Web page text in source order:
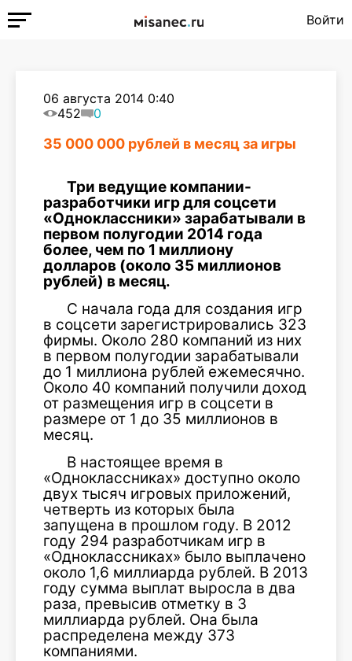
Войти
06 августа 2014 0:40
452
0
35 000 000 рублей в месяц за игры
Три ведущие компании-
разработчики игр для соцсети
«Одноклассники» зарабатывали в
первом полугодии 2014 года
более, чем по 1 миллиону
долларов (около 35 миллионов
рублей) в месяц.
С начала года для создания игр
в соцсети зарегистрировались 323
фирмы. Около 280 компаний из них
в первом полугодии зарабатывали
до 1 миллиона рублей ежемесячно.
Около 40 компаний получили доход
от размещения игр в соцсети в
размере от 1 до 35 миллионов в
месяц.
В настоящее время в
«Одноклассниках» доступно около
двух тысяч игровых приложений,
четверть из которых была
запущена в прошлом году. В 2012
году 294 разработчикам игр в
«Одноклассниках» было выплачено
около 1,6 миллиарда рублей. В 2013
году сумма выплат выросла в два
раза, превысив отметку в 3
миллиарда рублей. Она была
распределена между 373
компаниями.